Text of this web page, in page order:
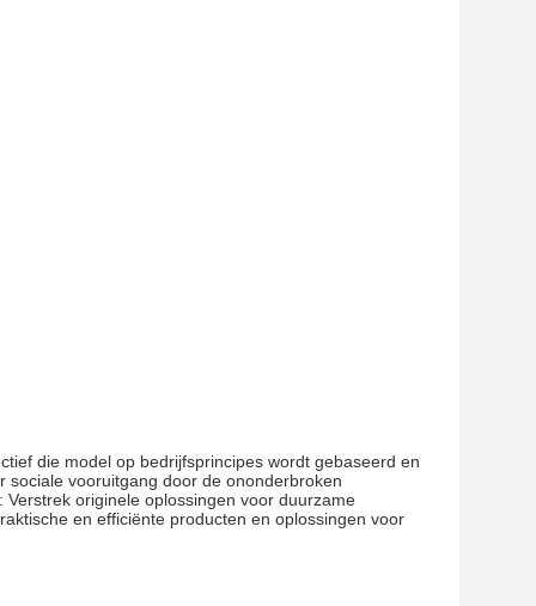
die model op bedrijfsprincipes wordt gebaseerd en
sociale vooruitgang door de ononderbroken
originele oplossingen voor duurzame
en efficiënte producten en oplossingen voor